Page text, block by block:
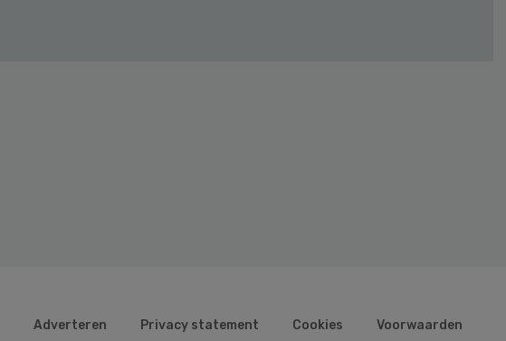
Adverteren Privacy statement Cookies Voorwaarden